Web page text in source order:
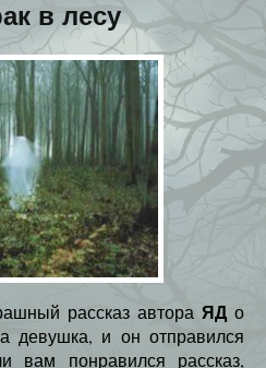
в лесу
рассказ автора ЯДо
девушка, и он отправился
вам понравился рассказ,